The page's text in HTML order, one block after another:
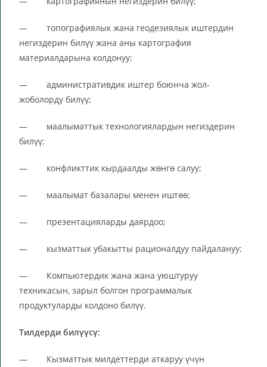
— топографиялык жана геодезиялык иштердин
негиздерин билүү жана аны картография
материалдарына колдонуу;
— административдик иштер боюнча жол-
жоболорду билүү;
— маалыматтык технологиялардын негиздерин
билүү;
— конфликттик кырдаалды жөнгө салуу;
— маалымат базалары менен иштөө;
— презентацияларды даярдоо;
— кызматтык убакытты рационалдуу пайдалануу;
— Компьютердик жана жана уюштуруу
техникасын, зарыл болгон программалык
продуктуларды колдоно билүү.
Тилдерди билүүсү:
— Кызматтык милдеттерди аткаруу үчүн